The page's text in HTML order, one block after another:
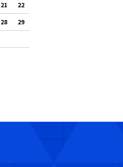
21 22
28 29